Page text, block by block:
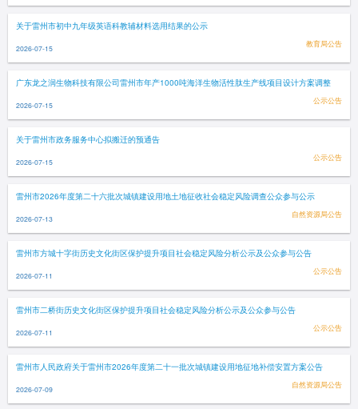
关于雷州市初中九年级英语科教辅材料选用结果的公示
2026-07-15 教育局公告
广东龙之润生物科技有限公司雷州市年产1000吨海洋生物活性肽生产线项目设计方案调整
2026-07-15 公示公告
关于雷州市政务服务中心拟搬迁的预通告
2026-07-15 公示公告
雷州市2026年度第二十六批次城镇建设用地土地征收社会稳定风险调查公众参与公示
2026-07-13 自然资源局公告
雷州市方城十字街历史文化街区保护提升项目社会稳定风险分析公示及公众参与公告
2026-07-11 公示公告
雷州市二桥街历史文化街区保护提升项目社会稳定风险分析公示及公众参与公告
2026-07-11 公示公告
雷州市人民政府关于雷州市2026年度第二十一批次城镇建设用地征地补偿安置方案公告
2026-07-09 自然资源局公告